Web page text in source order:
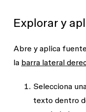
Explorar y
Abre y aplica
la barra lateral
Selecciona
texto dentro